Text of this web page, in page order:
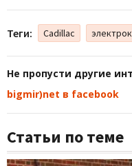
Теги: Cadillac
Не пропусти другие
bigmir)net в facebook
Статьи по теме